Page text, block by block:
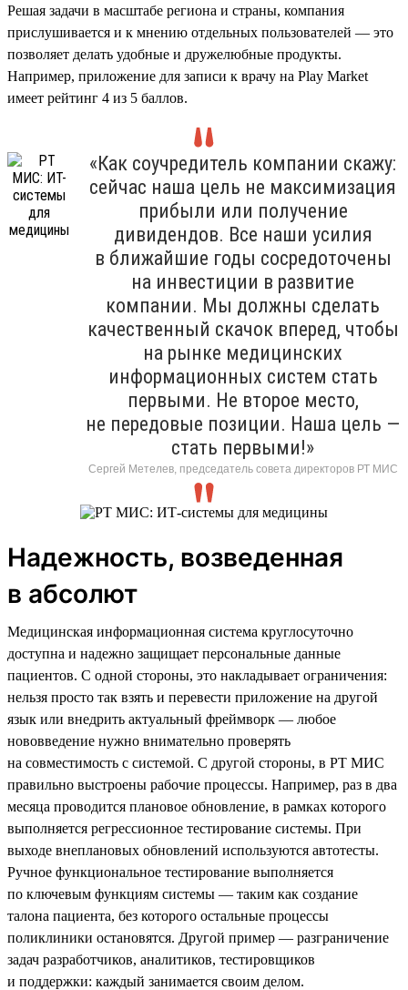
Решая задачи в масштабе региона и страны, компания
прислушивается и к мнению отдельных пользователей — это
позволяет делать удобные и дружелюбные продукты.
Например, приложение для записи к врачу на Play Market
имеет рейтинг 4 из 5 баллов.
«Как соучредитель компании скажу:
сейчас наша цель не максимизация
прибыли или получение
дивидендов. Все наши усилия
в ближайшие годы сосредоточены
на инвестиции в развитие
компании. Мы должны сделать
качественный скачок вперед, чтобы
на рынке медицинских
информационных систем стать
первыми. Не второе место,
не передовые позиции. Наша цель —
стать первыми!»
Сергей Метелев, председатель совета директоров РТ МИС
Надежность, возведенная
в абсолют
Медицинская информационная система круглосуточно
доступна и надежно защищает персональные данные
пациентов. С одной стороны, это накладывает ограничения:
нельзя просто так взять и перевести приложение на другой
язык или внедрить актуальный фреймворк — любое
нововведение нужно внимательно проверять
на совместимость с системой. С другой стороны, в РТ МИС
правильно выстроены рабочие процессы. Например, раз в два
месяца проводится плановое обновление, в рамках которого
выполняется регрессионное тестирование системы. При
выходе внеплановых обновлений используются автотесты.
Ручное функциональное тестирование выполняется
по ключевым функциям системы — таким как создание
талона пациента, без которого остальные процессы
поликлиники остановятся. Другой пример — разграничение
задач разработчиков, аналитиков, тестировщиков
и поддержки: каждый занимается своим делом.